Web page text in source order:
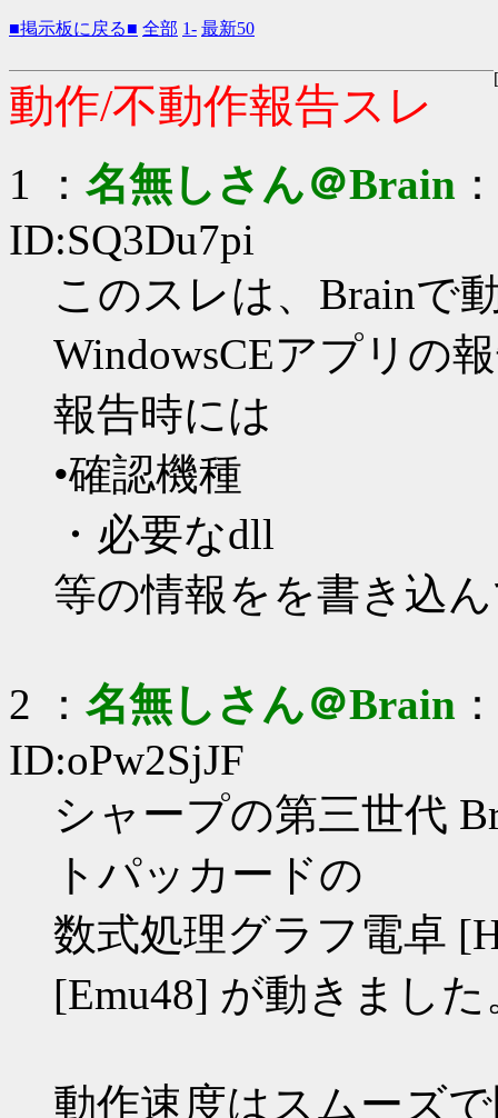
■掲示板に戻る■ 全部 1- 最新50
動作/不動作報告スレ
1 ： 名無しさん＠Brain
ID:SQ3Du7pi
このスレは、Brainで
WindowsCEアプリの
報告時には
•確認機種
・必要なdll
等の情報をを書き込
2 ： 名無しさん＠Brain
ID:oPw2SjJF
シャープの第三世代
トパッカードの
数式処理グラフ電卓
[Emu48] が動きました
動作速度はスムーズ